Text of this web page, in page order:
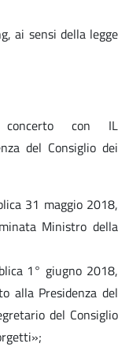
ai sensi della legge
concerto con IL
del Consiglio dei
31 maggio 2018,
Ministro della
1° giugno 2018,
alla Presidenza del
del Consiglio